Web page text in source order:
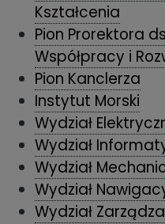
Kształcenia
Pion Prorektora
Współpracy i
Pion Kanclerza
Instytut Morski
Wydział
Wydział
Wydział
Wydział
Wydział